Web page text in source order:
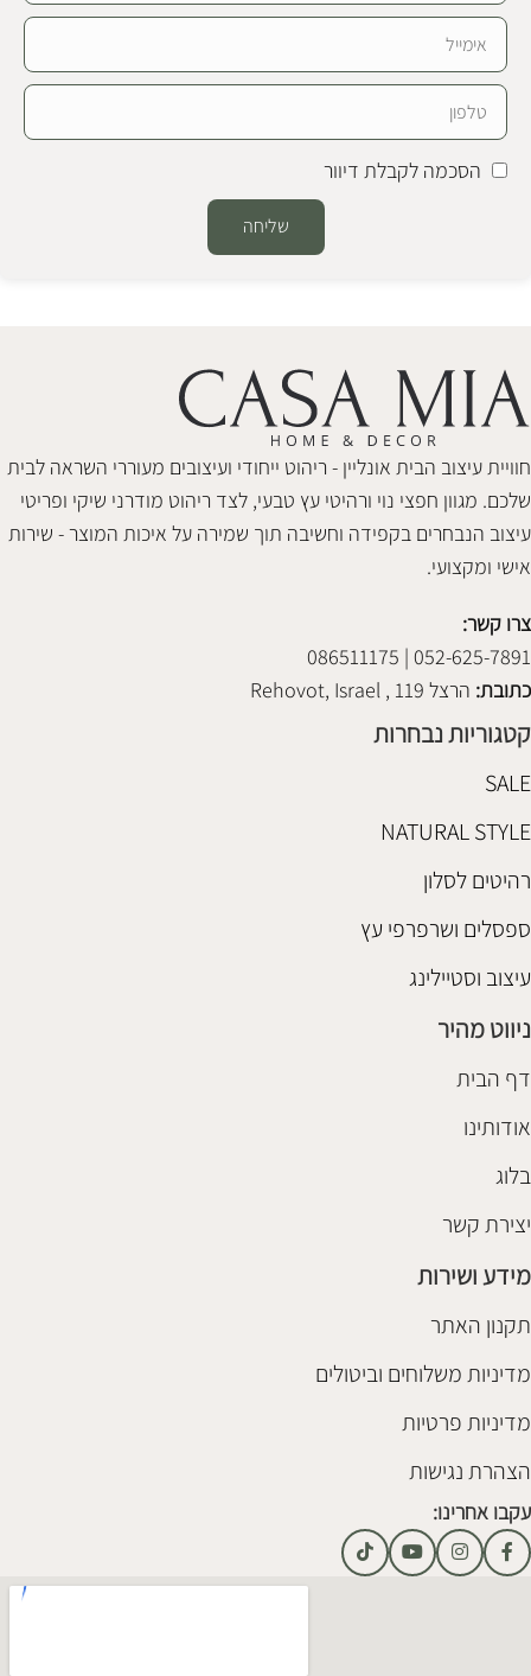
הסכמה לקבלת דיוור
שליחה
חוויית עיצוב הבית אונליין - ריהוט ייחודי ועיצובים מעוררי השראה לבית
שלכם. מגוון חפצי נוי ורהיטי עץ טבעי, לצד ריהוט מודרני שיקי ופריטי
עיצוב הנבחרים בקפידה וחשיבה תוך שמירה על איכות המוצר - שירות
אישי ומקצועי.
צרו קשר:
052-625-7891 | 086511175
כתובת: הרצל 119 , Rehovot, Israel
קטגוריות נבחרות
SALE
NATURAL STYLE
רהיטים לסלון
ספסלים ושרפרפי עץ
עיצוב וסטיילינג
ניווט מהיר
דף הבית
אודותינו
בלוג
יצירת קשר
מידע ושירות
תקנון האתר
מדיניות משלוחים וביטולים
מדיניות פרטיות
הצהרת נגישות
עקבו אחרינו: